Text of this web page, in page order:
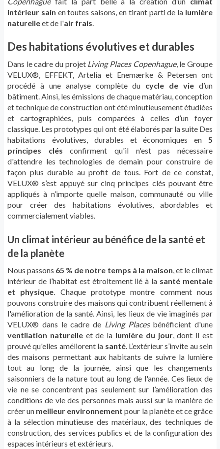
intérieur sain en toutes saisons, en tirant parti de la lumière
naturelleet de l'air frais.
Des habitations évolutives et durables
Dans le cadre du projet Living Places Copenhague, le Groupe
VELUX®, EFFEKT, Artelia et Enemærke & Petersen ont
procédé à une analyse complète du cycle de vie d’un
bâtiment. Ainsi, les émissions de chaque matériau, conception
et technique de construction ont été minutieusement étudiées
et cartographiées, puis comparées à celles d’un foyer
classique. Les prototypes qui ont été élaborés par la suite Des
habitations évolutives, durables et économiques en 5
principes clés confirment qu'il n'est pas nécessaire
d'attendre les technologies de demain pour construire de
façon plus durable au profit de tous. Fort de ce constat,
VELUX® s’est appuyé sur cinq principes clés pouvant être
appliqués à n’importe quelle maison, communauté ou ville
pour créer des habitations évolutives, abordables et
commercialement viables.
Un climat intérieur au bénéfice de la santé et
de la planète
Nous passons 65 % de notre temps à la maison, et le climat
intérieur de l’habitat est étroitement lié à la santé mentale
et physique. Chaque prototype montre comment nous
pouvons construire des maisons qui contribuent réellement à
l'amélioration de la santé. Ainsi, les lieux de vie imaginés par
VELUX® dans le cadre de Living Placesbénéficient d'une
ventilation naturelleet de la lumière du jour, dont il est
prouvé qu'elles améliorent la santé. L’extérieur s’invite au sein
des maisons permettant aux habitants de suivre la lumière
tout au long de la journée, ainsi que les changements
saisonniers de la nature tout au long de l'année. Ces lieux de
vie ne se concentrent pas seulement sur l’amélioration des
conditions de vie des personnes mais aussi sur la manière de
créer un meilleur environnement pour la planète et ce grâce
à la sélection minutieuse des matériaux, des techniques de
construction, des services publics et de la configuration des
espaces intérieurs et extérieurs.